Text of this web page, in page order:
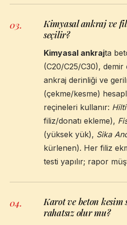
03.
Kimyasal ankraj ve
seçilir?
Kimyasal ankrajta
(C20/C25/C30), demir
ankraj derinliği ve
(çekme/kesme)
reçineleri kullanır:
filiz/donatı ekleme),
(yüksek yük), Sika
kürlenen). Her filiz
testi yapılır; rapor
04.
Karot ve beton kesim
rahatsız olur mu?